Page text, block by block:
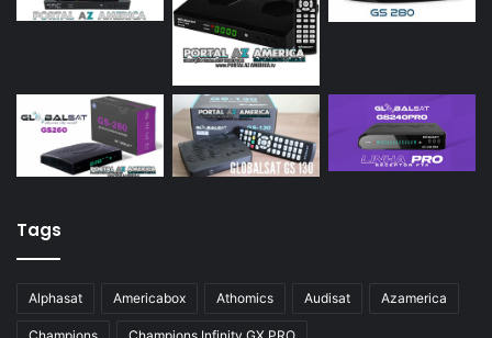
Tags
Alphasat Americabox Athomics Audisat Azamerica